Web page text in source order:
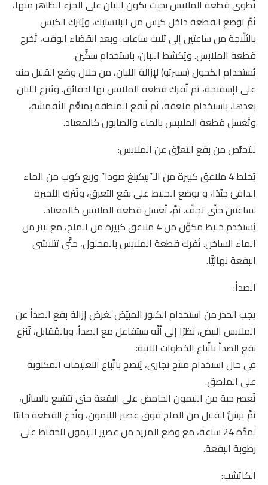
تُطوى قطعة الملابس بحيث يكون اللبان على الجزء الظاهر منها،
ثمَّ توضع القطعة داخل كيس من البلاستيك، ويُترك الكيس
بالثلَّاجة من ساعتين إلى ثلاث ساعات. وبعد انقضاء الوقت، تُخرج
قطعة الملابس. ويُكشط اللبان، باستخدام سكِّين.
يُستخدام الكحول (سبيرتو) لإزالة اللبان، من خلال وضع القليل منه
على اإسفنجة، ثم تُفرك قطعة الملابس بها لدقائق. ويُنزع اللبان
بعدها، باستخدام ملعقة، ثم تُنقع المنطقة بمنعِّم الأقمشة،
وتُغسل قطعة الملابس بالماء والصابون كالمعتاد.
للتخلُّص من بقع التعرُّق عن الملابس:
يُخلط 4 ملاعق كبيرة من الـ”بيكينغ صودا” وربع كوب من الماء
الدافئ جيِّدًا، و يوضع الخليط على بقع التعرق، وتُترك الأخيرة
لساعتين حتَّى تجفَّ. ثمَّ، تُغسل قطعة الملابس كالمعتاد.
يُستخدم خليط مكوَّن من 4 ملاعق كبيرة من الملح، مع ليتر من
الماء الساخن. تُفرك قطعة الملابس بالمحلول، حتَّى تتلاشى
البقعة نهائيًّا.
الصدأ:
يجب الحذر من استخدام الكلور المبيّض لغرض إزالة بقع الصدأ عن
الملابس البيض، نظرًا إلى أنَّه سيتفاعل مع الصدأ. وبالمُقابل، تُنزع
بقع الصدأ باتِّباع الخطوات الآتية:
في حال استخدام منتَج تجاري، يُنصح باتِّباع التعليمات المكتوبة
على الملصق.
تُعصر حبة من الليمون الحامض على البقعة حتى تتشبع بالسائل،
ثمَّ يرشُّ القليل من الملح فوق عصير الليمون، وتُدع القطعة جانبًا
لمدَّة 24 ساعة، مع وضع المزيد من عصير الليمون للحفاظ على
رطوبة البقعة.
الكاتشب: